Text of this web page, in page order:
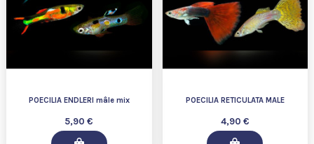
POECILIA ENDLERI mâle mix
5,90 €
POECILIA RETICULATA MALE
4,90 €